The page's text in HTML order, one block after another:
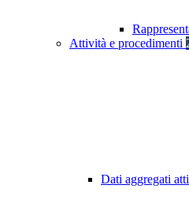
Attività e procedimenti
Dati aggregati